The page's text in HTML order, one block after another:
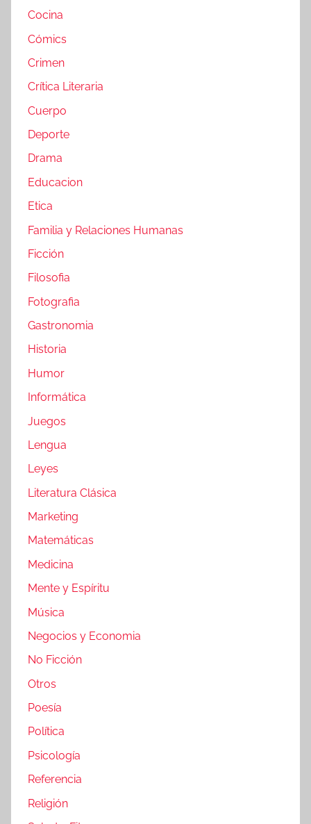
Cocina
Cómics
Crimen
Crítica Literaria
Cuerpo
Deporte
Drama
Educacion
Etica
Familia y Relaciones Humanas
Ficción
Filosofia
Fotografia
Gastronomia
Historia
Humor
Informática
Juegos
Lengua
Leyes
Literatura Clásica
Marketing
Matemáticas
Medicina
Mente y Espíritu
Música
Negocios y Economia
No Ficción
Otros
Poesía
Política
Psicología
Referencia
Religión